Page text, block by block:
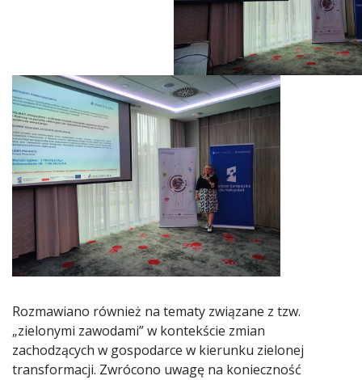
Rozmawiano również na tematy związane z tzw.
„zielonymi zawodami” w kontekście zmian
zachodzących w gospodarce w kierunku zielonej
transformacji. Zwrócono uwagę na konieczność